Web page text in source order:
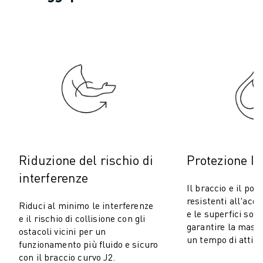
MANUTENZIONE PREVENTIVA DI ROBOCUT
SOSTENIBILITÀ DI ROBOCUT
CASI DI SUCCESSO
SOLUZIONI
TUTTI I SETTORI
AEROSPAZIALE
AUTOMOTIVE
VEICOLI ELETTRICI
Riduzione del rischio di
interferenze
Riduci al minimo le interferenze
e il rischio di collisione con gli
ostacoli vicini per un
funzionamento più fluido e sicuro
con il braccio curvo J2.
Protezione
Il braccio e il
resistenti
e le superfici
garantire la
un tempo di